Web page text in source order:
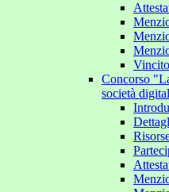
Concorso
società